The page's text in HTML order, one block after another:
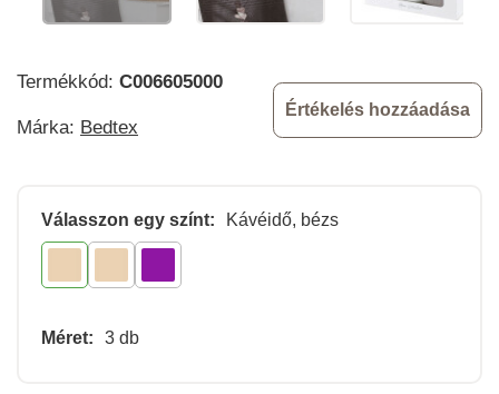
Termékkód: C006605000
Márka: Bedtex
Értékelés hozzáadása
Válasszon egy színt: Kávéidő, bézs
Méret: 3 db